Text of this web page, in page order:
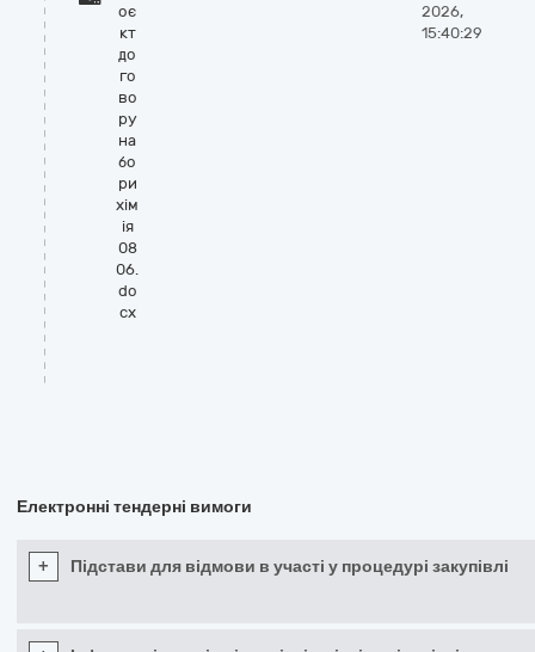
оє
кт
до
го
во
ру
на
бо
ри
хім
ія
08
06.
do
cx
2026,
15:40:29
Електронні тендерні вимоги
+ Підстави для відмови в участі у процедурі закупівлі